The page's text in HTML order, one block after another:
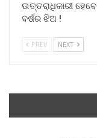
ଉତ୍ତରାଧିକାରୀ
ବର୍ଷର ଝିଅ !
PREV NEXT